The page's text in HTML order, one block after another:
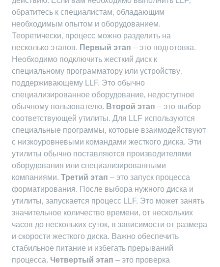
обратитесь к специалистам‚ обладающим
необходимым опытом и оборудованием.
Теоретически‚ процесс можно разделить на
несколько этапов. Первый этап – это подготовка.
Необходимо подключить жесткий диск к
специальному программатору или устройству‚
поддерживающему LLF. Это обычно
специализированное оборудование‚ недоступное
обычному пользователю. Второй этап – это выбор
соответствующей утилиты. Для LLF используются
специальные программы‚ которые взаимодействуют
с низкоуровневыми командами жесткого диска. Эти
утилиты обычно поставляются производителями
оборудования или специализированными
компаниями. Третий этап – это запуск процесса
форматирования. После выбора нужного диска и
утилиты‚ запускается процесс LLF. Это может занять
значительное количество времени‚ от нескольких
часов до нескольких суток‚ в зависимости от размера
и скорости жесткого диска. Важно обеспечить
стабильное питание и избегать прерываний
процесса. Четвертый этап – это проверка